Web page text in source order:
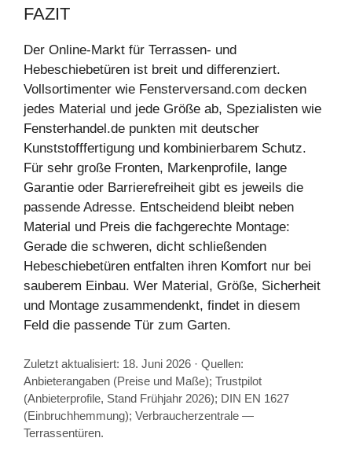
FAZIT
Der Online-Markt für Terrassen- und
Hebeschiebetüren ist breit und differenziert.
Vollsortimenter wie Fensterversand.com decken
jedes Material und jede Größe ab, Spezialisten wie
Fensterhandel.de punkten mit deutscher
Kunststofffertigung und kombinierbarem Schutz.
Für sehr große Fronten, Markenprofile, lange
Garantie oder Barrierefreiheit gibt es jeweils die
passende Adresse. Entscheidend bleibt neben
Material und Preis die fachgerechte Montage:
Gerade die schweren, dicht schließenden
Hebeschiebetüren entfalten ihren Komfort nur bei
sauberem Einbau. Wer Material, Größe, Sicherheit
und Montage zusammendenkt, findet in diesem
Feld die passende Tür zum Garten.
Zuletzt aktualisiert: 18. Juni 2026 · Quellen:
Anbieterangaben (Preise und Maße); Trustpilot
(Anbieterprofile, Stand Frühjahr 2026); DIN EN 1627
(Einbruchhemmung); Verbraucherzentrale —
Terrassentüren.